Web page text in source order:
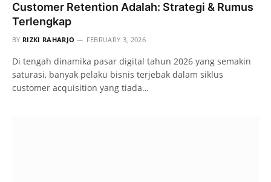
Customer Retention Adalah: Strategi & Rumus
Terlengkap
BY RIZKI RAHARJO FEBRUARY 3, 2026
Di tengah dinamika pasar digital tahun 2026 yang semakin
saturasi, banyak pelaku bisnis terjebak dalam siklus
customer acquisition yang tiada…